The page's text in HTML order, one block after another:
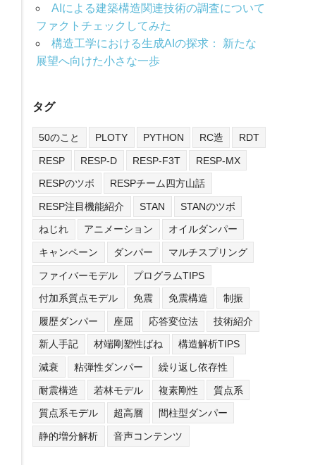
AIによる建築構造関連技術の調査について
ファクトチェックしてみた
構造工学における生成AIの探求： 新たな
展望へ向けた小さな一歩
タグ
50のこと PLOTY PYTHON RC造 RDT
RESP RESP-D RESP-F3T RESP-MX
RESPのツボ RESPチーム四方山話
RESP注目機能紹介 STAN STANのツボ
ねじれ アニメーション オイルダンパー
キャンペーン ダンパー マルチスプリング
ファイバーモデル プログラムTIPS
付加系質点モデル 免震 免震構造 制振
履歴ダンパー 座屈 応答変位法 技術紹介
新人手記 材端剛塑性ばね 構造解析TIPS
減衰 粘弾性ダンパー 繰り返し依存性
耐震構造 若林モデル 複素剛性 質点系
質点系モデル 超高層 間柱型ダンパー
静的増分解析 音声コンテンツ